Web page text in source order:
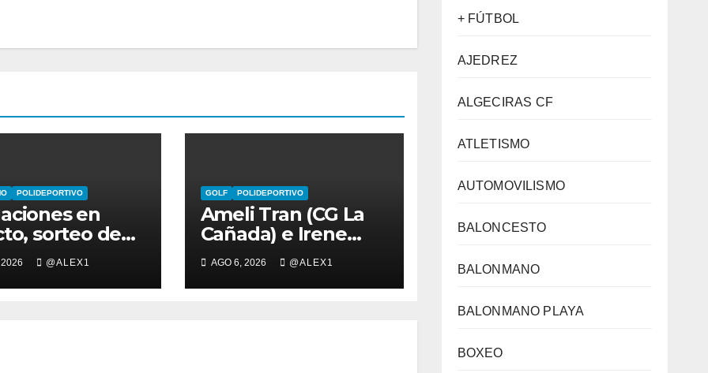
POLIDEPORTIVO
en
sorteo de
y
para la
de la
@ALEX1
GOLF POLIDEPORTIVO
Ameli Tran (CG La
Cañada) e Irene
García (La
Hacienda) se meten
en las semifinales
AGO 6, 2026 @ALEX1
+ FÚTBOL
AJEDREZ
ALGECIRAS CF
ATLETISMO
AUTOMOVILISMO
BALONCESTO
BALONMANO
BALONMANO PLAYA
BOXEO